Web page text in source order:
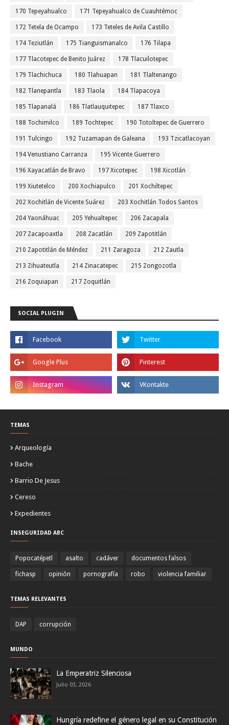
170 Tepeyahualco 171 Tepeyahualco de Cuauhtémoc
172 Tetela de Ocampo 173 Teteles de Avila Castillo
174 Teziutlán 175 Tianguismanalco 176 Tilapa
177 Tlacotepec de Benito Juárez 178 Tlacuilotepec
179 Tlachichuca 180 Tlahuapan 181 Tlaltenango
182 Tlanepantla 183 Tlaola 184 Tlapacoya
185 Tlapanalá 186 Tlatlauquitepec 187 Tlaxco
188 Tochimilco 189 Tochtepec 190 Totoltepec de Guerrero
191 Tulcingo 192 Tuzamapan de Galeana 193 Tzicatlacoyan
194 Venustiano Carranza 195 Vicente Guerrero
196 Xayacatlán de Bravo 197 Xicotepec 198 Xicotlán
199 Xiutetelco 200 Xochiapulco 201 Xochiltepec
202 Xochitlán de Vicente Suárez 203 Xochitlán Todos Santos
204 Yaonáhuac 205 Yehualtepec 206 Zacapala
207 Zacapoaxtla 208 Zacatlán 209 Zapotitlán
210 Zapotitlán de Méndez 211 Zaragoza 212 Zautla
213 Zihuateutla 214 Zinacatepec 215 Zongozotla
216 Zoquiapan 217 Zoquitlán
SOCIAL PLUGIN
TEMAS
Arqueología
Bache
Barrio De Jesus
Cereso
Expedientes
INSEGURIDAD ABC
Popocatépetl asalto cadáver documentos falsos
fichasp opinión pornografía robo violencia familiar
TEMAS RELEVANTES
DAP corrupción
MUNDO
La Emperatriz Silenciosa
Julio 03, 2026
Hungría redefine el género legal en su Constitución